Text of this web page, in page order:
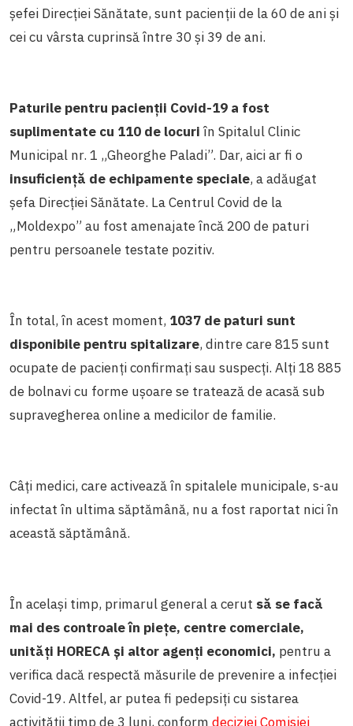
șefei Direcției Sănătate, sunt pacienții de la 60 de ani și
cei cu vârsta cuprinsă între 30 și 39 de ani.
Paturile pentru pacienții Covid-19 a fost
suplimentate cu 110 de locuriîn Spitalul Clinic
Municipal nr. 1 „Gheorghe Paladi”. Dar, aici ar fi o
insuficiență de echipamente speciale, a adăugat
șefa Direcției Sănătate. La Centrul Covid de la
„Moldexpo” au fost amenajate încă 200 de paturi
pentru persoanele testate pozitiv.
În total, în acest moment, 1037 de paturi sunt
disponibile pentru spitalizare, dintre care 815 sunt
ocupate de pacienți confirmați sau suspecți. Alți 18 885
de bolnavi cu forme ușoare se tratează de acasă sub
supravegherea online a medicilor de familie.
Câți medici, care activează în spitalele municipale, s-au
infectat în ultima săptămână, nu a fost raportat nici în
această săptămână.
În același timp, primarul general a cerut să se facă
mai des controale în piețe, centre comerciale,
unități HORECA și altor agenți economici, pentru a
verifica dacă respectă măsurile de prevenire a infecției
Covid-19. Altfel, ar putea fi pedepsiți cu sistarea
activității timp de 3 luni, conform deciziei Comisiei